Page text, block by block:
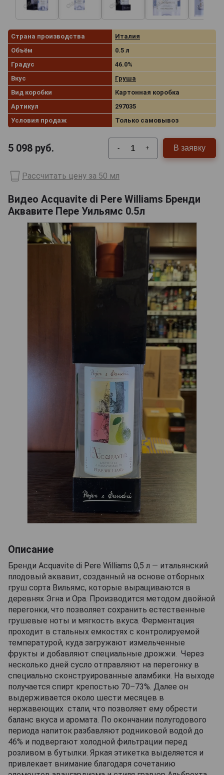
Страна производства
Италия
Объём
0.5 л
Градус
46.0%
Вкус
Груша
Вид коробки
Картонная коробка
Артикул
297035
Условия продаж
Только самовывоз
5 098 руб. - + В заявку
Рассчитать цену за 50 мл
Видео Acquavite di Pere Williams Бренди
Аквавите Пере Уильямс 0.5л
Описание
Бренди Acquavite di Pere Williams 0,5 л — итальянский
плодовый аквавит, созданный на основе отборных
груш сорта Вильямс, которые выращиваются в
деревнях Эгна и Ора. Производится методом двойной
перегонки, что позволяет сохранить естественные
грушевые ноты и мягкость вкуса. Ферментация
проходит в стальных емкостях с контролируемой
температурой, куда загружают измельченные
фрукты и добавляют специальные дрожжи. Через
несколько дней сусло отправляют на перегонку в
специально сконструированные аламбики. На выходе
получается спирт крепостью 70–73%. Далее он
выдерживается около шести месяцев в
нержавеющих стали, что позволяет ему обрести
баланс вкуса и аромата. По окончании полугодового
периода напиток разбавляют родниковой водой до
46% и подвергают холодной фильтрации перед
розливом в бутылки. Яркая этикетка выделяется и
привлекает внимание благодаря сочетанию